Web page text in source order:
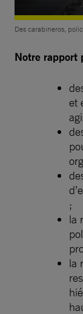
Des carabineros,
Notre rapport
et
;
la
la